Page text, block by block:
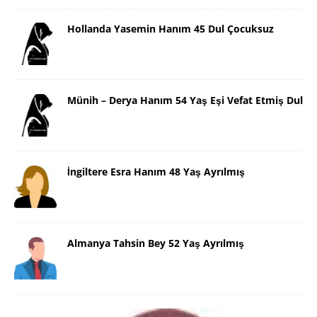
Hollanda Yasemin Hanım 45 Dul Çocuksuz
Münih – Derya Hanım 54 Yaş Eşi Vefat Etmiş Dul
İngiltere Esra Hanım 48 Yaş Ayrılmış
Almanya Tahsin Bey 52 Yaş Ayrılmış